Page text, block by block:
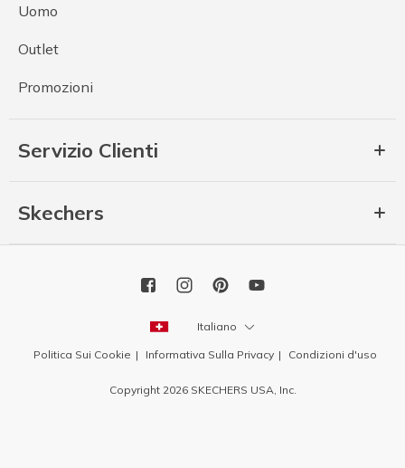
Uomo
Outlet
Promozioni
Servizio Clienti
Skechers
Italiano
Politica Sui Cookie Informativa Sulla Privacy Condizioni d'uso
Copyright 2026 SKECHERS USA, Inc.